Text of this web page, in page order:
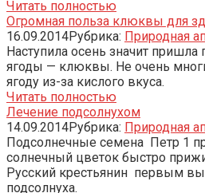
Читать полностью
Огромная польза клюквы для
16.09.2014Рубрика: Природная
Наступила осень значит
ягоды — клюквы. Не очень
ягоду из-за кислого вкуса.
Читать полностью
Лечение подсолнухом
14.09.2014Рубрика: Природная
Подсолнечные семена Петр 1
солнечный цветок быстро
Русский крестьянин первым
подсолнуха.